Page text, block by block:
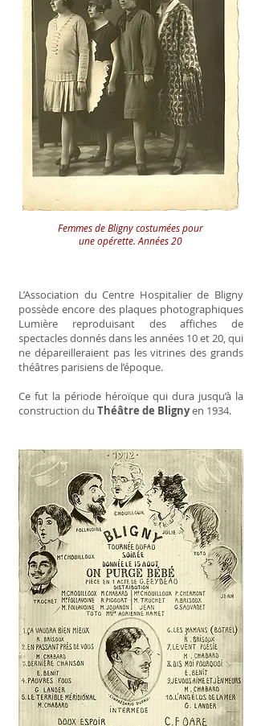
Femmes de Bligny costumées pour
une opérette. Années 20
L’Association du Centre Hospitalier de Bligny
possède encore des plaques photographiques
Lumière reproduisant des affiches de
spectacles donnés dans les années 10 et 20, qui
ne dépareilleraient pas les vitrines des grands
théâtres parisiens de l’époque.
Ce fut la période héroïque qui dura jusqu’à la
construction du Théâtre de Blignyen 1934.